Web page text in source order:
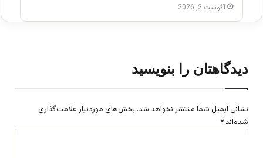
آگوست 2, 2026
دیدگاهتان را بنویسید
نشانی ایمیل شما منتشر نخواهد شد. بخش‌های موردنیاز علامت‌گذاری
شده‌اند *